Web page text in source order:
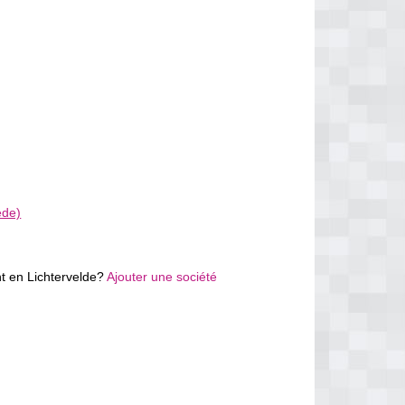
en Lichtervelde?Ajouter une société